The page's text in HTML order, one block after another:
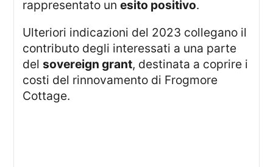
rappresentato unesito positivo.
Ulteriori indicazioni del 2023 collegano il
contributo degli interessati a una parte
delsovereign grant, destinata a coprire i
costi del rinnovamento di Frogmore
Cottage.